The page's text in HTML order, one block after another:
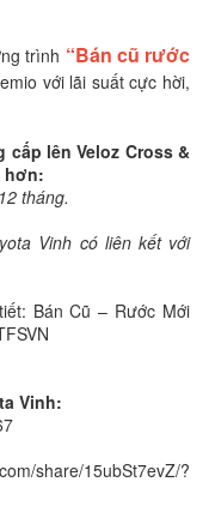
trình “Bán cũ rước
với lãi suất cực hời,
cấp lên Veloz Cross &
hơn:
tháng.
Vinh có liên kết với
Bán Cũ – Rước Mới
Vinh:
share/15ubSt7evZ/?